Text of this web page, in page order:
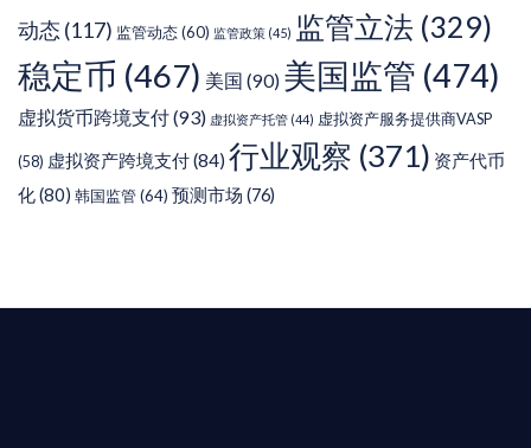
动态 (117) 监管动态(60) 监管政策 (45) 监管立法 (329)
稳定币 (467) 美国 (90) 美国监管 (474)
虚拟货币跨境支付(93) 虚拟资产托管 (44) 虚拟资产服务提供商VASP
(58) 虚拟资产跨境支付(84) 行业观察 (371) 资产代币
化(80) 韩国监管(64) 预测市场 (76)